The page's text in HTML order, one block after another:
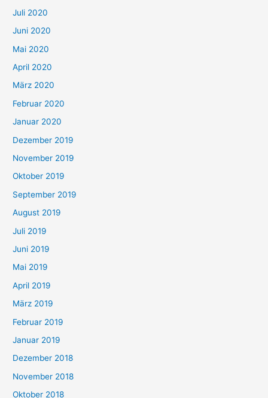
Juli 2020
Juni 2020
Mai 2020
April 2020
März 2020
Februar 2020
Januar 2020
Dezember 2019
November 2019
Oktober 2019
September 2019
August 2019
Juli 2019
Juni 2019
Mai 2019
April 2019
März 2019
Februar 2019
Januar 2019
Dezember 2018
November 2018
Oktober 2018